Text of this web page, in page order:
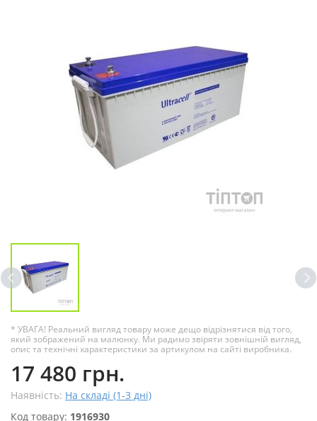
* УВАГА! Реальний вигляд товару може дещо відрізнятися від того,
який зображений на малюнку. Ми радимо звіряти зовнішній вигляд,
опис та технічні характеристики за артикулом на сайті виробника.
17 480 грн.
Наявність: На складі (1-3 дні)
Код товару: 1916930